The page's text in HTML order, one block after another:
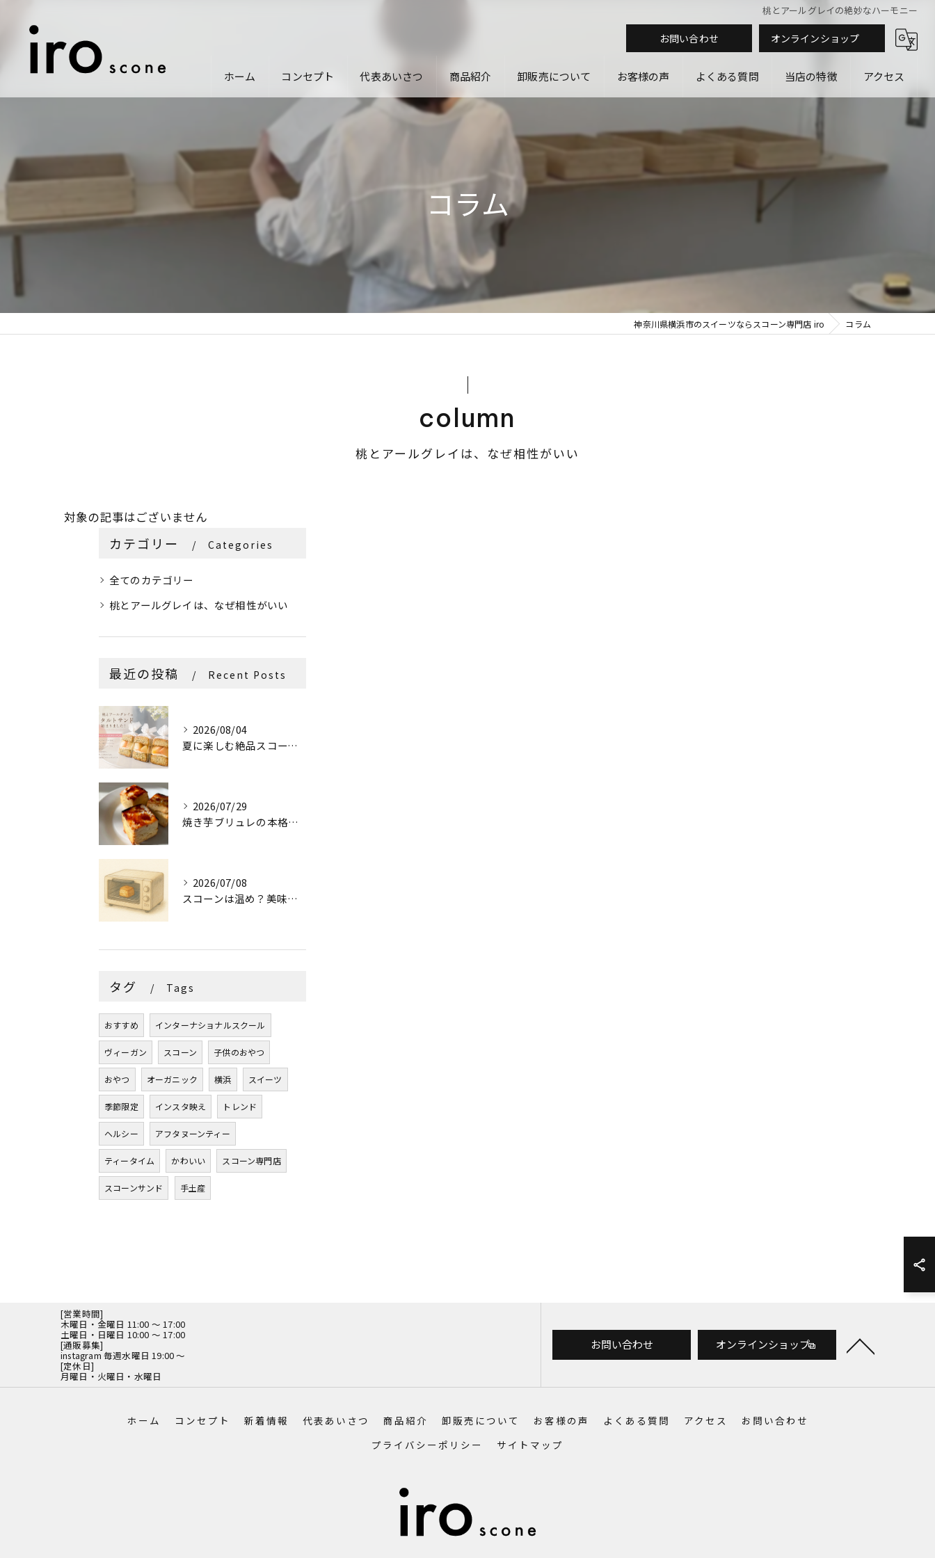
桃とアールグレイの絶妙なハーモニー
お問い合わせ オンラインショップ
ホーム コンセプト 代表あいさつ 商品紹介 卸販売について お客様の声 よくある質問 当店の特徴 アクセス
コラム
神奈川県横浜市のスイーツならスコーン専門店 iro コラム
column
桃とアールグレイは、なぜ相性がいい
対象の記事はございません
カテゴリー Categories
全てのカテゴリー
桃とアールグレイは、なぜ相性がいい
最近の投稿 Recent Posts
2026/08/04
夏に楽しむ絶品スコーンの秘密
2026/07/29
焼き芋ブリュレの本格作り方解説
2026/07/08
スコーンは温め？美味さ格上げ法
タグ Tags
おすすめ インターナショナルスクール
ヴィーガン スコーン 子供のおやつ
おやつ オーガニック 横浜 スイーツ
季節限定 インスタ映え トレンド
ヘルシー アフタヌーンティー
ティータイム かわいい スコーン専門店
スコーンサンド 手土産
[営業時間]
木曜日・金曜日 11:00 ～ 17:00
土曜日・日曜日 10:00 ～ 17:00
[通販募集]
instagram 毎週水曜日 19:00 ～
[定休日]
月曜日・火曜日・水曜日
お問い合わせ オンラインショップ
ホーム コンセプト 新着情報 代表あいさつ 商品紹介 卸販売について お客様の声 よくある質問 アクセス
お問い合わせ
プライバシーポリシー
サイトマップ